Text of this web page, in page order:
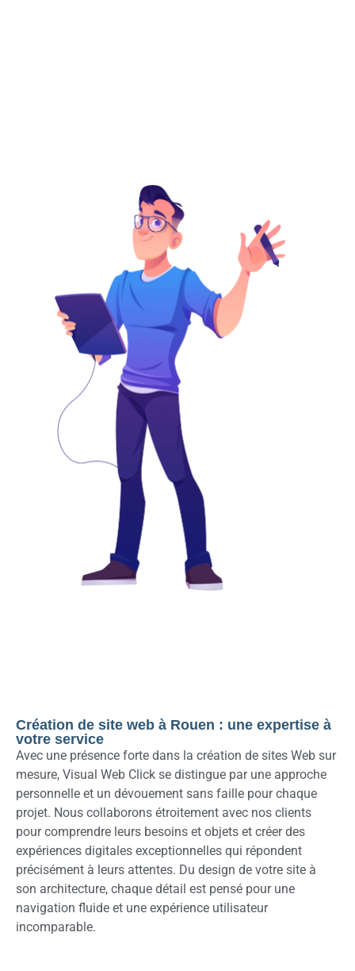
Création de site web à Rouen : une expertise à
votre service
Avec une présence forte dans la création de sites Web sur
mesure, Visual Web Click se distingue par une approche
personnelle et un dévouement sans faille pour chaque
projet. Nous collaborons étroitement avec nos clients
pour comprendre leurs besoins et objets et créer des
expériences digitales exceptionnelles qui répondent
précisément à leurs attentes. Du design de votre site à
son architecture, chaque détail est pensé pour une
navigation fluide et une expérience utilisateur
incomparable.